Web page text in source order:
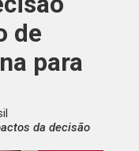
de
para
da decisão